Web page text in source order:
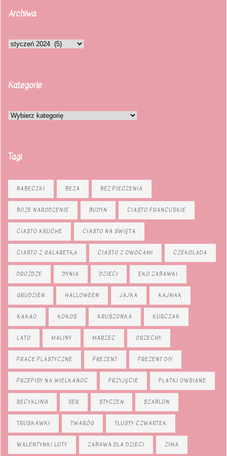
Archiwa
Kategorie
Tagi
BABECZKI BEZA BEZ PIECZENIA
BOŻE NARODZENIE BUDYŃ CIASTO FRANCUSKIE
CIASTO KRUCHE CIASTO NA ŚWIĘTA
CIASTO Z GALARETKĄ CIASTO Z OWOCAMI CZEKOLADA
DROŻDŻE DYNIA DZIECI EKO ZABAWKI
GRUDZIEŃ HALLOWEEN JAJKA KAJMAK
KAKAO KOKOS KRUSZONKA KURCZAK
LATO MALINY MARZEC ORZECHY
PRACE PLASTYCZNE PREZENT PREZENT DIY
PRZEPISY NA WIELKANOC PRZYJĘCIE PŁATKI OWSIANE
RECYKLING SER STYCZEŃ SZABLON
TRUSKAWKI TWARÓG TŁUSTY CZWARTEK
WALENTYNKI LUTY ZABAWA DLA DZIECI ZIMA